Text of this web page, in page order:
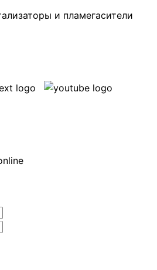
и пламегасители